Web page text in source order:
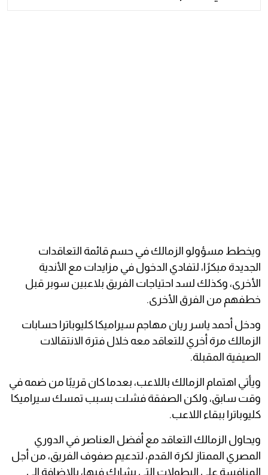
ويخطط مسؤولو الزمالك في حسم قائمة التعاقدات
الجديدة مبكرًا، لتفادي الدخول في مزايدات مع الأندية
الأخرى، وكذلك لسد احتياجات الفريق بلاعبين سوبر قبل
خطفهم من الفرق الأخرى.
ودخل أحمد ياسر ريان مهاجم سيراميكا كليوباترا حسابات
الزمالك مرة أخري للتعاقد معه خلال فترة الانتقالات
الصيفية المقبلة.
ويأتي اهتمام الزمالك باللاعب، بعدما كان قريبًا من ضمه في
وقت سابق، ولكن الصفقة فشلت بسبب تمسك سيراميكا
كليوباترا ببقاء اللاعب.
ويحاول الزمالك التعاقد مع أفضل العناصر في الدوري
المصري الممتاز لكرة القدم، لتدعيم صفوف الفريق، من أجل
المنافسة على البطولات التي يشارك فيها، بالإضافة إلى